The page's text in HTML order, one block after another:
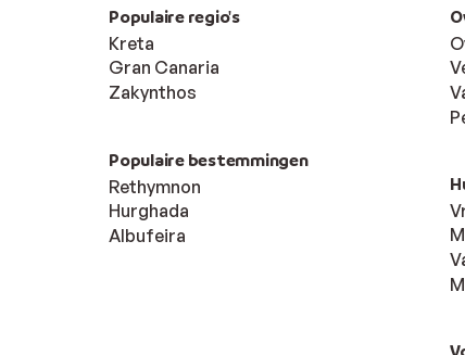
Populaire regio's
Kreta
Gran Canaria
Zakynthos
Populaire bestemmingen
Rethymnon
Hurghada
Albufeira